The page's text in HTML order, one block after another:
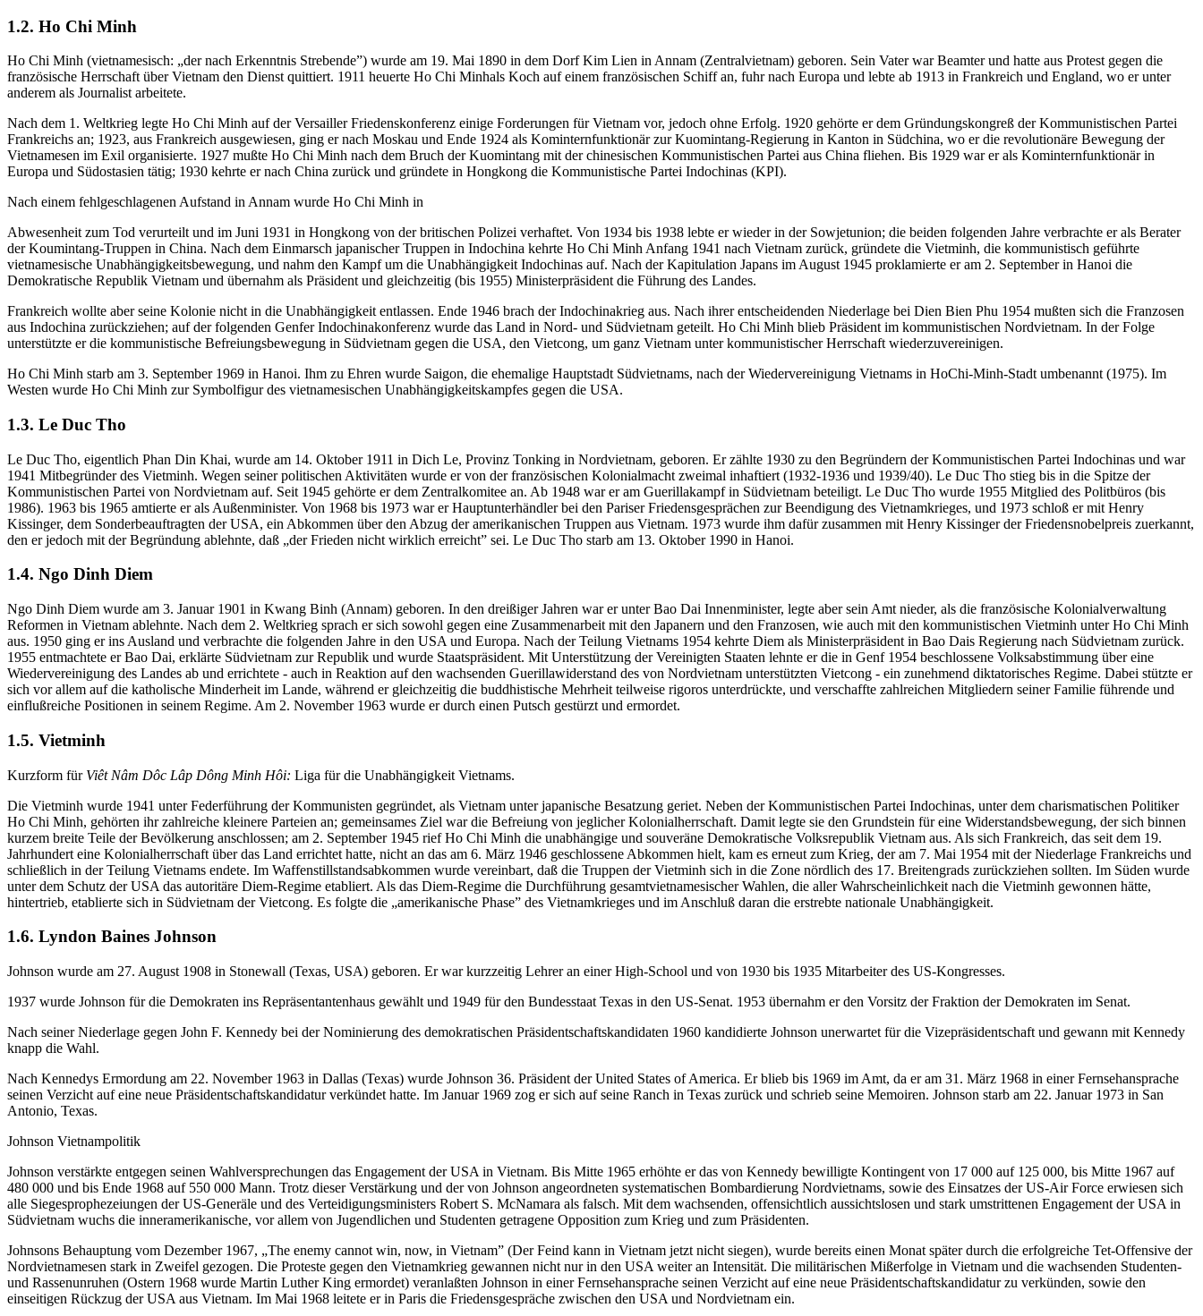
1.2. Ho Chi Minh
Ho Chi Minh (vietnamesisch: „der nach Erkenntnis Strebende”) wurde am 19. Mai 1890 in dem Dorf Kim Lien in Annam (Zentralvietnam) geboren. Sein Vater war Beamter und hatte aus Protest gegen die
französische Herrschaft über Vietnam den Dienst quittiert. 1911 heuerte Ho Chi Minhals Koch auf einem französischen Schiff an, fuhr nach Europa und lebte ab 1913 in Frankreich und England, wo er unter
anderem als Journalist arbeitete.
Nach dem 1. Weltkrieg legte Ho Chi Minh auf der Versailler Friedenskonferenz einige Forderungen für Vietnam vor, jedoch ohne Erfolg. 1920 gehörte er dem Gründungskongreß der Kommunistischen Partei
Frankreichs an; 1923, aus Frankreich ausgewiesen, ging er nach Moskau und Ende 1924 als Kominternfunktionär zur Kuomintang-Regierung in Kanton in Südchina, wo er die revolutionäre Bewegung der
Vietnamesen im Exil organisierte. 1927 mußte Ho Chi Minh nach dem Bruch der Kuomintang mit der chinesischen Kommunistischen Partei aus China fliehen. Bis 1929 war er als Kominternfunktionär in
Europa und Südostasien tätig; 1930 kehrte er nach China zurück und gründete in Hongkong die Kommunistische Partei Indochinas (KPI).
Nach einem fehlgeschlagenen Aufstand in Annam wurde Ho Chi Minh in
Abwesenheit zum Tod verurteilt und im Juni 1931 in Hongkong von der britischen Polizei verhaftet. Von 1934 bis 1938 lebte er wieder in der Sowjetunion; die beiden folgenden Jahre verbrachte er als Berater
der Koumintang-Truppen in China. Nach dem Einmarsch japanischer Truppen in Indochina kehrte Ho Chi Minh Anfang 1941 nach Vietnam zurück, gründete die Vietminh, die kommunistisch geführte
vietnamesische Unabhängigkeitsbewegung, und nahm den Kampf um die Unabhängigkeit Indochinas auf. Nach der Kapitulation Japans im August 1945 proklamierte er am 2. September in Hanoi die
Demokratische Republik Vietnam und übernahm als Präsident und gleichzeitig (bis 1955) Ministerpräsident die Führung des Landes.
Frankreich wollte aber seine Kolonie nicht in die Unabhängigkeit entlassen. Ende 1946 brach der Indochinakrieg aus. Nach ihrer entscheidenden Niederlage bei Dien Bien Phu 1954 mußten sich die Franzosen
aus Indochina zurückziehen; auf der folgenden Genfer Indochinakonferenz wurde das Land in Nord- und Südvietnam geteilt. Ho Chi Minh blieb Präsident im kommunistischen Nordvietnam. In der Folge
unterstützte er die kommunistische Befreiungsbewegung in Südvietnam gegen die USA, den Vietcong, um ganz Vietnam unter kommunistischer Herrschaft wiederzuvereinigen.
Ho Chi Minh starb am 3. September 1969 in Hanoi. Ihm zu Ehren wurde Saigon, die ehemalige Hauptstadt Südvietnams, nach der Wiedervereinigung Vietnams in HoChi-Minh-Stadt umbenannt (1975). Im
Westen wurde Ho Chi Minh zur Symbolfigur des vietnamesischen Unabhängigkeitskampfes gegen die USA.
1.3. Le Duc Tho
Le Duc Tho, eigentlich Phan Din Khai, wurde am 14. Oktober 1911 in Dich Le, Provinz Tonking in Nordvietnam, geboren. Er zählte 1930 zu den Begründern der Kommunistischen Partei Indochinas und war
1941 Mitbegründer des Vietminh. Wegen seiner politischen Aktivitäten wurde er von der französischen Kolonialmacht zweimal inhaftiert (1932-1936 und 1939/40). Le Duc Tho stieg bis in die Spitze der
Kommunistischen Partei von Nordvietnam auf. Seit 1945 gehörte er dem Zentralkomitee an. Ab 1948 war er am Guerillakampf in Südvietnam beteiligt. Le Duc Tho wurde 1955 Mitglied des Politbüros (bis
1986). 1963 bis 1965 amtierte er als Außenminister. Von 1968 bis 1973 war er Hauptunterhändler bei den Pariser Friedensgesprächen zur Beendigung des Vietnamkrieges, und 1973 schloß er mit Henry
Kissinger, dem Sonderbeauftragten der USA, ein Abkommen über den Abzug der amerikanischen Truppen aus Vietnam. 1973 wurde ihm dafür zusammen mit Henry Kissinger der Friedensnobelpreis zuerkannt,
den er jedoch mit der Begründung ablehnte, daß „der Frieden nicht wirklich erreicht” sei. Le Duc Tho starb am 13. Oktober 1990 in Hanoi.
1.4. Ngo Dinh Diem
Ngo Dinh Diem wurde am 3. Januar 1901 in Kwang Binh (Annam) geboren. In den dreißiger Jahren war er unter Bao Dai Innenminister, legte aber sein Amt nieder, als die französische Kolonialverwaltung
Reformen in Vietnam ablehnte. Nach dem 2. Weltkrieg sprach er sich sowohl gegen eine Zusammenarbeit mit den Japanern und den Franzosen, wie auch mit den kommunistischen Vietminh unter Ho Chi Minh
aus. 1950 ging er ins Ausland und verbrachte die folgenden Jahre in den USA und Europa. Nach der Teilung Vietnams 1954 kehrte Diem als Ministerpräsident in Bao Dais Regierung nach Südvietnam zurück.
1955 entmachtete er Bao Dai, erklärte Südvietnam zur Republik und wurde Staatspräsident. Mit Unterstützung der Vereinigten Staaten lehnte er die in Genf 1954 beschlossene Volksabstimmung über eine
Wiedervereinigung des Landes ab und errichtete - auch in Reaktion auf den wachsenden Guerillawiderstand des von Nordvietnam unterstützten Vietcong - ein zunehmend diktatorisches Regime. Dabei stützte er
sich vor allem auf die katholische Minderheit im Lande, während er gleichzeitig die buddhistische Mehrheit teilweise rigoros unterdrückte, und verschaffte zahlreichen Mitgliedern seiner Familie führende und
einflußreiche Positionen in seinem Regime. Am 2. November 1963 wurde er durch einen Putsch gestürzt und ermordet.
1.5. Vietminh
Kurzform für Viêt Nâm Dôc Lâp Dông Minh Hôi: Liga für die Unabhängigkeit Vietnams.
Die Vietminh wurde 1941 unter Federführung der Kommunisten gegründet, als Vietnam unter japanische Besatzung geriet. Neben der Kommunistischen Partei Indochinas, unter dem charismatischen Politiker
Ho Chi Minh, gehörten ihr zahlreiche kleinere Parteien an; gemeinsames Ziel war die Befreiung von jeglicher Kolonialherrschaft. Damit legte sie den Grundstein für eine Widerstandsbewegung, der sich binnen
kurzem breite Teile der Bevölkerung anschlossen; am 2. September 1945 rief Ho Chi Minh die unabhängige und souveräne Demokratische Volksrepublik Vietnam aus. Als sich Frankreich, das seit dem 19.
Jahrhundert eine Kolonialherrschaft über das Land errichtet hatte, nicht an das am 6. März 1946 geschlossene Abkommen hielt, kam es erneut zum Krieg, der am 7. Mai 1954 mit der Niederlage Frankreichs und
schließlich in der Teilung Vietnams endete. Im Waffenstillstandsabkommen wurde vereinbart, daß die Truppen der Vietminh sich in die Zone nördlich des 17. Breitengrads zurückziehen sollten. Im Süden wurde
unter dem Schutz der USA das autoritäre Diem-Regime etabliert. Als das Diem-Regime die Durchführung gesamtvietnamesischer Wahlen, die aller Wahrscheinlichkeit nach die Vietminh gewonnen hätte,
hintertrieb, etablierte sich in Südvietnam der Vietcong. Es folgte die „amerikanische Phase” des Vietnamkrieges und im Anschluß daran die erstrebte nationale Unabhängigkeit.
1.6. Lyndon Baines Johnson
Johnson wurde am 27. August 1908 in Stonewall (Texas, USA) geboren. Er war kurzzeitig Lehrer an einer High-School und von 1930 bis 1935 Mitarbeiter des US-Kongresses.
1937 wurde Johnson für die Demokraten ins Repräsentantenhaus gewählt und 1949 für den Bundesstaat Texas in den US-Senat. 1953 übernahm er den Vorsitz der Fraktion der Demokraten im Senat.
Nach seiner Niederlage gegen John F. Kennedy bei der Nominierung des demokratischen Präsidentschaftskandidaten 1960 kandidierte Johnson unerwartet für die Vizepräsidentschaft und gewann mit Kennedy
knapp die Wahl.
Nach Kennedys Ermordung am 22. November 1963 in Dallas (Texas) wurde Johnson 36. Präsident der United States of America. Er blieb bis 1969 im Amt, da er am 31. März 1968 in einer Fernsehansprache
seinen Verzicht auf eine neue Präsidentschaftskandidatur verkündet hatte. Im Januar 1969 zog er sich auf seine Ranch in Texas zurück und schrieb seine Memoiren. Johnson starb am 22. Januar 1973 in San
Antonio, Texas.
Johnson Vietnampolitik
Johnson verstärkte entgegen seinen Wahlversprechungen das Engagement der USA in Vietnam. Bis Mitte 1965 erhöhte er das von Kennedy bewilligte Kontingent von 17 000 auf 125 000, bis Mitte 1967 auf
480 000 und bis Ende 1968 auf 550 000 Mann. Trotz dieser Verstärkung und der von Johnson angeordneten systematischen Bombardierung Nordvietnams, sowie des Einsatzes der US-Air Force erwiesen sich
alle Siegesprophezeiungen der US-Generäle und des Verteidigungsministers Robert S. McNamara als falsch. Mit dem wachsenden, offensichtlich aussichtslosen und stark umstrittenen Engagement der USA in
Südvietnam wuchs die inneramerikanische, vor allem von Jugendlichen und Studenten getragene Opposition zum Krieg und zum Präsidenten.
Johnsons Behauptung vom Dezember 1967, „The enemy cannot win, now, in Vietnam” (Der Feind kann in Vietnam jetzt nicht siegen), wurde bereits einen Monat später durch die erfolgreiche Tet-Offensive der
Nordvietnamesen stark in Zweifel gezogen. Die Proteste gegen den Vietnamkrieg gewannen nicht nur in den USA weiter an Intensität. Die militärischen Mißerfolge in Vietnam und die wachsenden Studenten-
und Rassenunruhen (Ostern 1968 wurde Martin Luther King ermordet) veranlaßten Johnson in einer Fernsehansprache seinen Verzicht auf eine neue Präsidentschaftskandidatur zu verkünden, sowie den
einseitigen Rückzug der USA aus Vietnam. Im Mai 1968 leitete er in Paris die Friedensgespräche zwischen den USA und Nordvietnam ein.